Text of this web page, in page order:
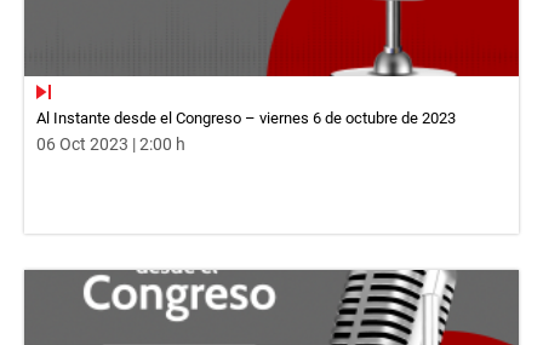
Al Instante desde el Congreso – viernes 6 de octubre de 2023
06 Oct 2023 | 2:00 h